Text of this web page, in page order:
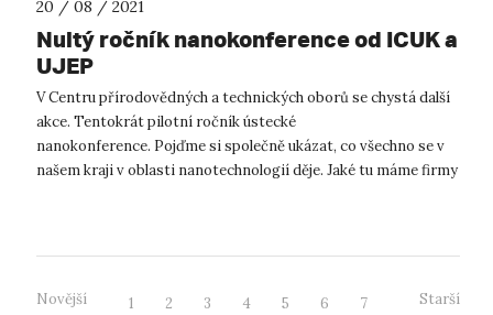
20 / 08 / 2021
Nultý ročník nanokonference od ICUK a
UJEP
V Centru přírodovědných a technických oborů se chystá další
akce. Tentokrát pilotní ročník ústecké
nanokonference. Pojďme si společně ukázat, co všechno se v
našem kraji v oblasti nanotechnologií děje. Jaké tu máme firmy
Novější 1 2 3 4 5 6
7
Starší